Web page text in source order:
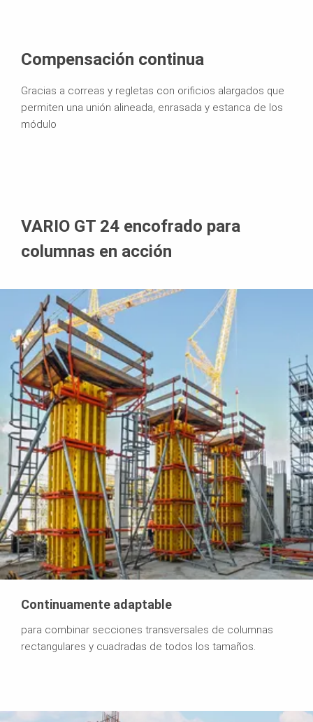
Compensación continua
Gracias a correas y regletas con orificios alargados que
permiten una unión alineada, enrasada y estanca de los
módulo
VARIO GT 24 encofrado para
columnas en acción
Continuamente adaptable
para combinar secciones transversales de columnas
rectangulares y cuadradas de todos los tamaños.